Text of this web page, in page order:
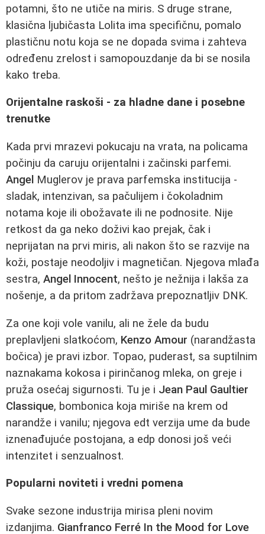
potamni, što ne utiče na miris. S druge strane,
klasična ljubičasta Lolita ima specifičnu, pomalo
plastičnu notu koja se ne dopada svima i zahteva
određenu zrelost i samopouzdanje da bi se nosila
kako treba.
Orijentalne raskoši - za hladne dane i posebne
trenutke
Kada prvi mrazevi pokucaju na vrata, na policama
počinju da caruju orijentalni i začinski parfemi.
Angel Muglerov je prava parfemska institucija -
sladak, intenzivan, sa pačulijem i čokoladnim
notama koje ili obožavate ili ne podnosite. Nije
retkost da ga neko doživi kao prejak, čak i
neprijatan na prvi miris, ali nakon što se razvije na
koži, postaje neodoljiv i magnetičan. Njegova mlađa
sestra, Angel Innocent, nešto je nežnija i lakša za
nošenje, a da pritom zadržava prepoznatljiv DNK.
Za one koji vole vanilu, ali ne žele da budu
preplavljeni slatkoćom, Kenzo Amour (narandžasta
bočica) je pravi izbor. Topao, puderast, sa suptilnim
naznakama kokosa i pirinčanog mleka, on greje i
pruža osećaj sigurnosti. Tu je i Jean Paul Gaultier
Classique, bombonica koja miriše na krem od
narandže i vanilu; njegova edt verzija ume da bude
iznenađujuće postojana, a edp donosi još veći
intenzitet i senzualnost.
Popularni noviteti i vredni pomena
Svake sezone industrija mirisa pleni novim
izdanjima. Gianfranco Ferré In the Mood for Love